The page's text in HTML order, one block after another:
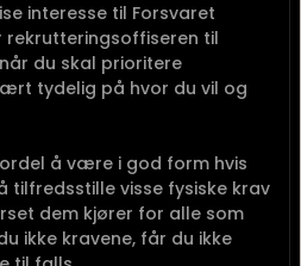
interesse til Forsvaret
rekrutteringsoffiseren til
du skal prioritere
tydelig på hvor du vil og
å være i god form hvis
tilfredsstille visse fysiske krav
dem kjører for alle som
ikke kravene, får du ikke